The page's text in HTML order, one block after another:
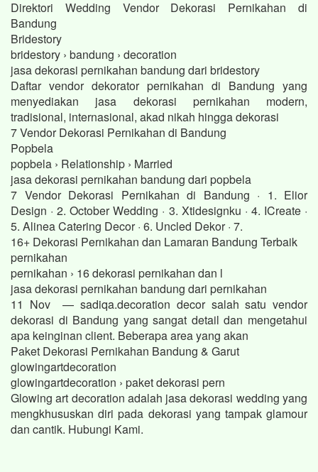
Direktori Wedding Vendor Dekorasi Pernikahan di
Bandung
Bridestory
bridestory › bandung › decoration
jasa dekorasi pernikahan bandung dari bridestory
Daftar vendor dekorator pernikahan di Bandung yang
menyediakan jasa dekorasi pernikahan modern,
tradisional, internasional, akad nikah hingga dekorasi
7 Vendor Dekorasi Pernikahan di Bandung
Popbela
popbela › Relationship › Married
jasa dekorasi pernikahan bandung dari popbela
7 Vendor Dekorasi Pernikahan di Bandung · 1. Elior
Design · 2. October Wedding · 3. Xtidesignku · 4. ICreate ·
5. Alinea Catering Decor · 6. Uncled Dekor · 7.
16+ Dekorasi Pernikahan dan Lamaran Bandung Terbaik
pernikahan
pernikahan › 16 dekorasi pernikahan dan l
jasa dekorasi pernikahan bandung dari pernikahan
11 Nov — sadiqa.decoration decor salah satu vendor
dekorasi di Bandung yang sangat detail dan mengetahui
apa keinginan client. Beberapa area yang akan
Paket Dekorasi Pernikahan Bandung & Garut
glowingartdecoration
glowingartdecoration › paket dekorasi pern
Glowing art decoration adalah jasa dekorasi wedding yang
mengkhususkan diri pada dekorasi yang tampak glamour
dan cantik. Hubungi Kami.